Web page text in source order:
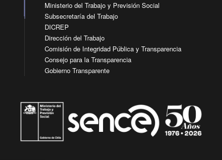
Ministerio del Trabajo y Previsión Social
Subsecretaría del Trabajo
DICREP
Dirección del Trabajo
Comisión de Integridad Pública y Transparencia
Consejo para la Transparencia
Gobierno Transparente